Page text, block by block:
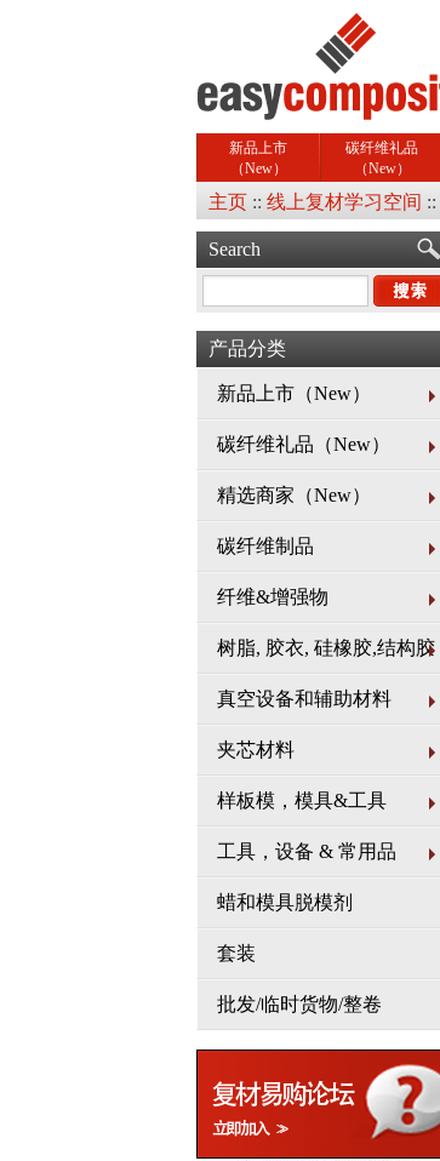
新品上市
（New）
碳纤维礼品
（New）
主页 :: 线上复材学习空间 ::
Search
产品分类
新品上市（New）
碳纤维礼品（New）
精选商家（New）
碳纤维制品
纤维&增强物
树脂, 胶衣, 硅橡胶,结构胶
真空设备和辅助材料
夹芯材料
样板模，模具&工具
工具，设备 & 常用品
蜡和模具脱模剂
套装
批发/临时货物/整卷